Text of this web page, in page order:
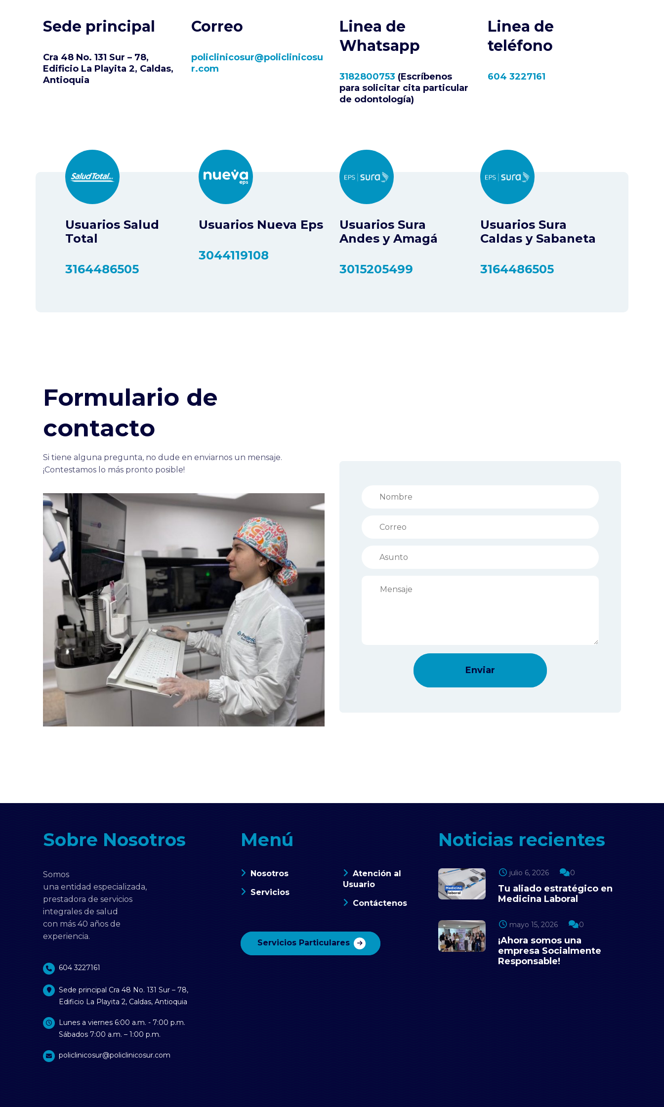
Sede principal
Cra 48 No. 131 Sur – 78,
Edificio La Playita 2, Caldas,
Antioquia
Correo
policlinicosur@policlinicosu
r.com
Linea de
Whatsapp
3182800753 (Escríbenos
para solicitar cita particular
de odontología)
Linea de
teléfono
604 3227161
Usuarios Salud
Total
3164486505
Usuarios Nueva Eps
3044119108
Usuarios Sura
Andes y Amagá
3015205499
Usuarios Sura
Caldas y Sabaneta
3164486505
Formulario de
contacto
Si tiene alguna pregunta, no dude en enviarnos un mensaje.
¡Contestamos lo más pronto posible!
Sobre Nosotros
Somos
una entidad especializada,
prestadora de servicios
integrales de salud
con más 40 años de
experiencia.
604 3227161
Sede principal Cra 48 No. 131 Sur – 78,
Edificio La Playita 2, Caldas, Antioquia
Lunes a viernes 6:00 a.m. - 7:00 p.m.
Sábados 7:00 a.m. – 1:00 p.m.
policlinicosur@policlinicosur.com
Menú
Nosotros
Servicios
Atención al
Usuario
Contáctenos
Servicios Particulares
Noticias recientes
julio 6, 2026 0
Tu aliado estratégico en
Medicina Laboral
mayo 15, 2026 0
¡Ahora somos una
empresa Socialmente
Responsable!